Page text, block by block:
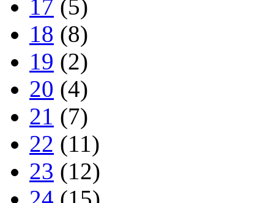
17 (5)
18 (8)
19 (2)
20 (4)
21 (7)
22 (11)
23 (12)